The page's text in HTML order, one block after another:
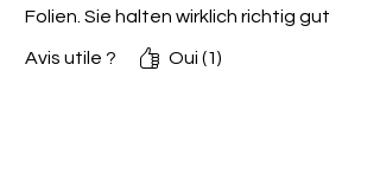
Folien. Sie halten wirklich richtig gut
Avis utile ? Oui (1)